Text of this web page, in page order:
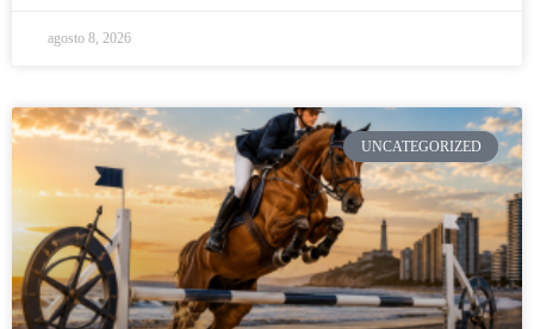
agosto 8, 2026
UNCATEGORIZED